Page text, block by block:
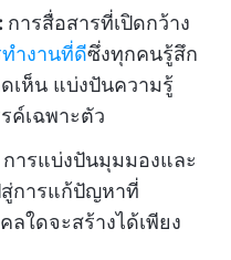
การสื่อสารที่เปิดกว้าง
ำงานที่ดีซึ่งทุกคนรู้สึก
เห็น แบ่งปันความรู้
ค์เฉพาะตัว
การแบ่งปันมุมมองและ
การแก้ปัญหาที่
ใดจะสร้างได้เพียง